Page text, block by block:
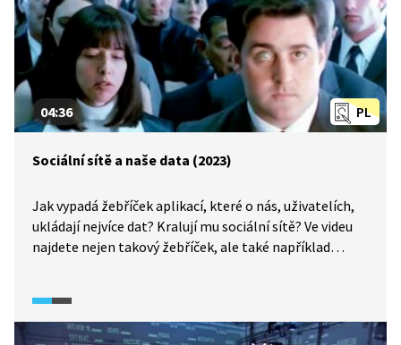
PL
04:36
Sociální sítě a naše data (2023)
Jak vypadá žebříček aplikací, které o nás, uživatelích,
ukládají nejvíce dat? Kralují mu sociální sítě? Ve videu
najdete nejen takový žebříček, ale také například